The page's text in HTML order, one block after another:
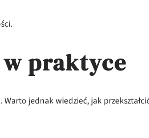
praktyce
jednak wiedzieć, jak